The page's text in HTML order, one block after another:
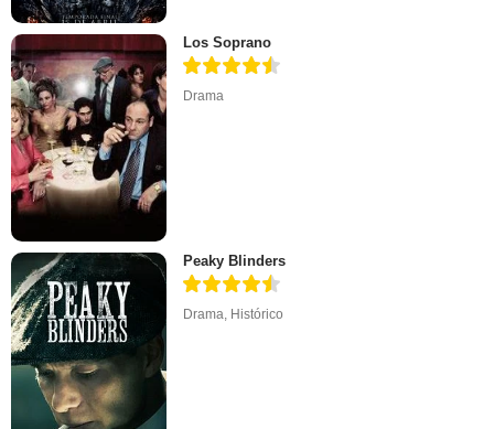
Los Soprano
Drama
Peaky Blinders
Drama, Histórico